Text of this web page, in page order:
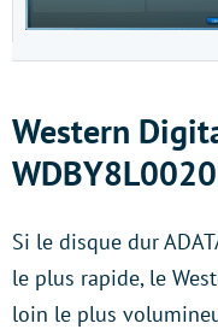
Western
Si le disque dur
le plus rapide, le
loin le plus